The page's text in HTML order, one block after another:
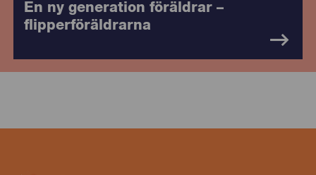
En ny generation föräldrar –
flipperföräldrarna